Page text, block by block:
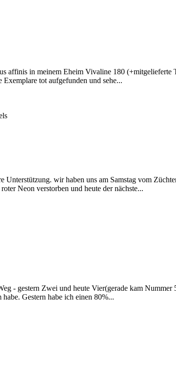
affinis in meinem Eheim Vivaline 180
tot aufgefunden und sehe...
Unterstützung. wir haben uns am Samstag vom
Neon verstorben und heute der nächste...
- gestern Zwei und heute Vier(gerade kam
Gestern habe ich einen 80%...